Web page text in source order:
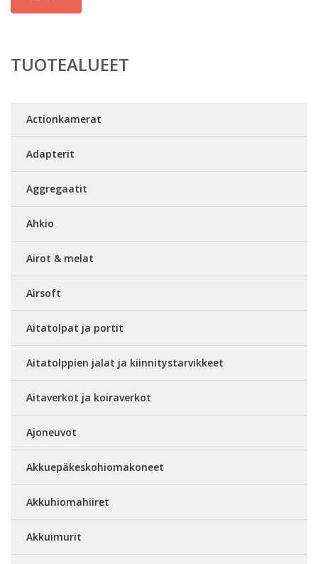
TUOTEALUEET
Actionkamerat
Adapterit
Aggregaatit
Ahkio
Airot & melat
Airsoft
Aitatolpat ja portit
Aitatolppien jalat ja kiinnitystarvikkeet
Aitaverkot ja koiraverkot
Ajoneuvot
Akkuepäkeskohiomakoneet
Akkuhiomahiiret
Akkuimurit